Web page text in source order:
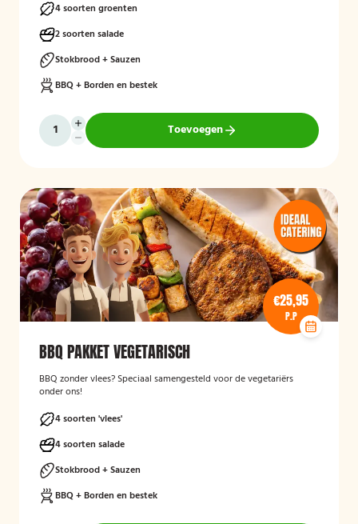
4 soorten groenten
2 soorten salade
Stokbrood + Sauzen
BBQ + Borden en bestek
Toevoegen
€25,95
P.P
BBQ PAKKET VEGETARISCH
BBQ zonder vlees? Speciaal samengesteld voor de vegetariërs
onder ons!
4 soorten 'vlees'
4 soorten salade
Stokbrood + Sauzen
BBQ + Borden en bestek